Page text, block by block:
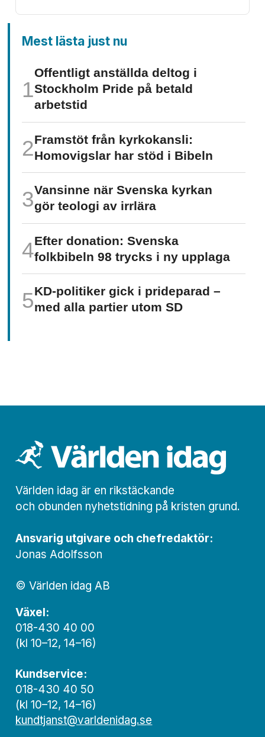
Mest lästa just nu
Offentligt anställda deltog i
Stockholm Pride på betald
arbetstid
Framstöt från kyrkokansli:
Homo­vigslar har stöd i Bibeln
Vansinne när Svenska kyrkan
gör teologi av irrlära
Efter donation: Svenska
folkbibeln 98 trycks i ny upplaga
KD-politiker gick i prideparad –
med alla partier utom SD
Världen idag är en rikstäckande
och obunden nyhets­­­tidning på kristen grund.
Ansvarig utgivare och chef­redaktör:
Jonas Adolfsson
© Världen idag AB
Växel:
018-430 40 00
(kl 10–12, 14–16)
Kundservice:
018-430 40 50
(kl 10–12, 14–16)
kundtjanst@varldenidag.se